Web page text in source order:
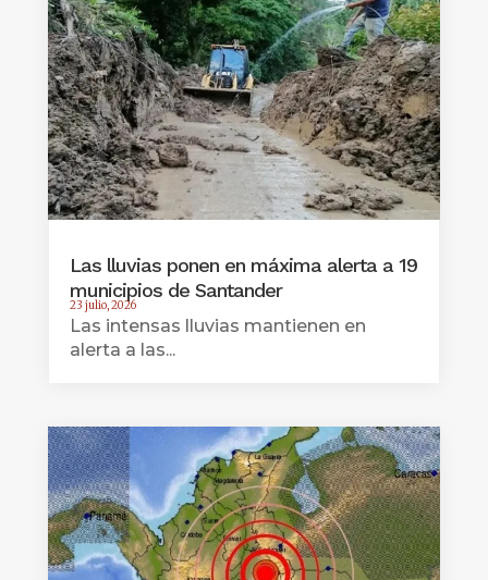
Las lluvias ponen en máxima alerta a 19
municipios de Santander
23 julio, 2026
Las intensas lluvias mantienen en
alerta a las...